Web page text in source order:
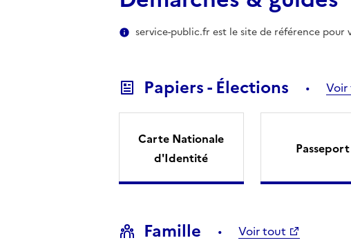
service-public.fr est le site de référence pour
Papiers - Élections
Carte Nationale
d'Identité
Passeport
Famille Voir tout